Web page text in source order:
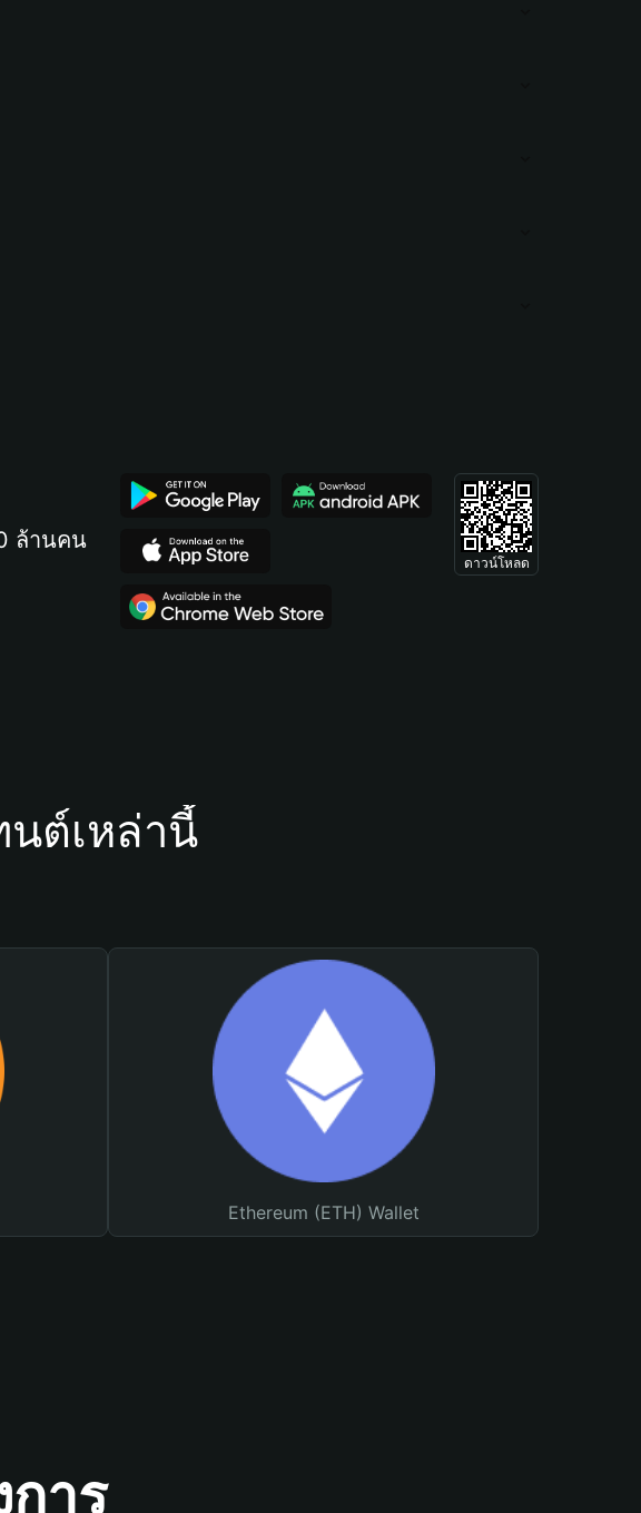
ล้านคน
ดาวน์โหลด
ต์เหล่านี้
Ethereum (ETH) Wallet
าร